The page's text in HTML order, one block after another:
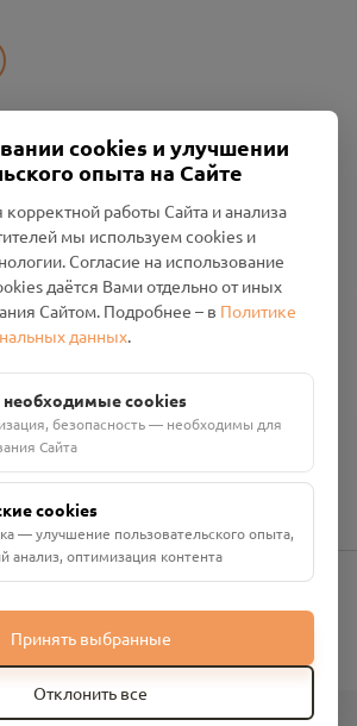
ответственностью «Смоленский
Смоленская область, р-н
улица Западная, д. 26А, пом. 18
в АО "АЛЬФА-БАНК"
cookies и улучшении
опыта на Сайте
работы Сайта и анализа
мы используем cookies и
Согласие на использование
даётся Вами отдельно от иных
Сайтом. Подробнее – в Политике
данных.
необходимые cookies
безопасность — необходимы для
Сайта
cookies
— улучшение пользовательского опыта,
анализ, оптимизация контента
Принять выбранные
Отклонить все